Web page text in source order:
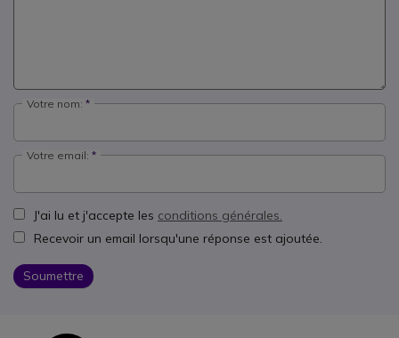
Votre nom:
Votre email:
J'ai lu et j'accepte les conditions générales.
Recevoir un email lorsqu'une réponse est ajoutée.
Soumettre